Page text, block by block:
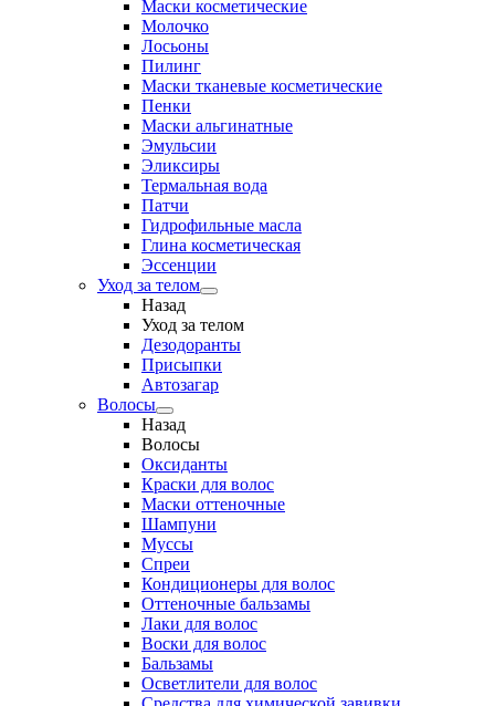
Маски косметические
Молочко
Лосьоны
Пилинг
Маски тканевые косметические
Пенки
Маски альгинатные
Эмульсии
Эликсиры
Термальная вода
Патчи
Гидрофильные масла
Глина косметическая
Эссенции
Уход за телом
Назад
Уход за телом
Дезодоранты
Присыпки
Автозагар
Волосы
Назад
Волосы
Оксиданты
Краски для волос
Маски оттеночные
Шампуни
Муссы
Спреи
Кондиционеры для волос
Оттеночные бальзамы
Лаки для волос
Воски для волос
Бальзамы
Осветлители для волос